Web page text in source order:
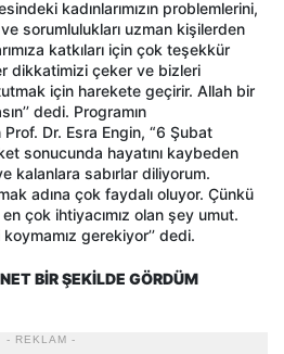
kadınlarımızın problemlerini,
sorumlulukları uzman kişilerden
katkıları için çok teşekkür
dikkatimizi çeker ve bizleri
için harekete geçirir. Allah bir
dedi. Programın
Dr. Esra Engin, “6 Şubat
sonucunda hayatını kaybeden
kalanlara sabırlar diliyorum.
adına çok faydalı oluyor. Çünkü
çok ihtiyacımız olan şey umut.
gerekiyor’’ dedi.
BİR ŞEKİLDE GÖRDÜM
- REKLAM -